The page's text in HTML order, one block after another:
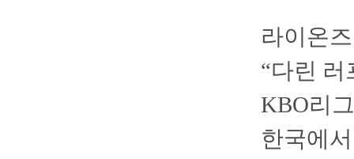
라이온
“다린
KBO리
한국에